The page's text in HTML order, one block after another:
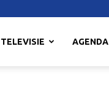
TELEVISIE AGENDA